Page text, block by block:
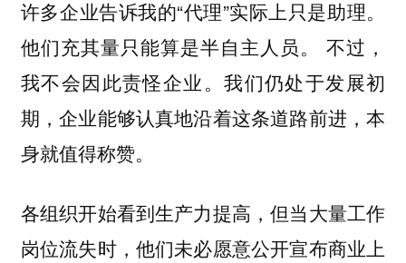
许多企业告诉我的“代理”实际上只是助理。
他们充其量只能算是半自主人员。 不过，
我不会因此责怪企业。我们仍处于发展初
期，企业能够认真地沿着这条道路前进，本
身就值得称赞。
各组织开始看到生产力提高，但当大量工作
岗位流失时，他们未必愿意公开宣布商业上